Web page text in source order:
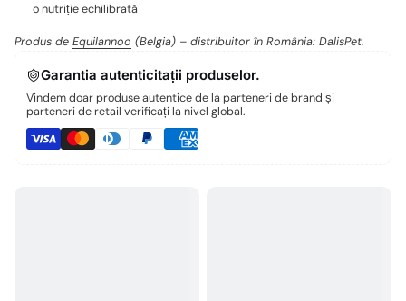
o nutriție echilibrată
Produs de Equilannoo (Belgia) – distribuitor în România: DalisPet.
Garantia autenticitații produselor.
Vindem doar produse autentice de la parteneri de brand și
parteneri de retail verificați la nivel global.